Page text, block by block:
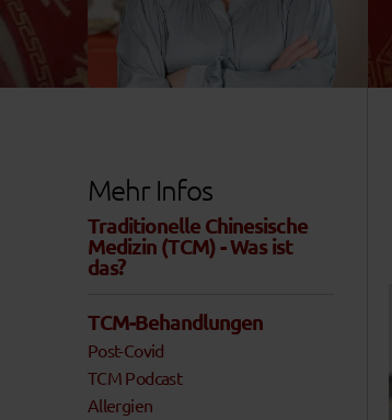
Mehr Infos
Traditionelle Chinesische
Medizin (TCM) - Was ist
das?
TCM-Behandlungen
Post-Covid
TCM Podcast
Allergien